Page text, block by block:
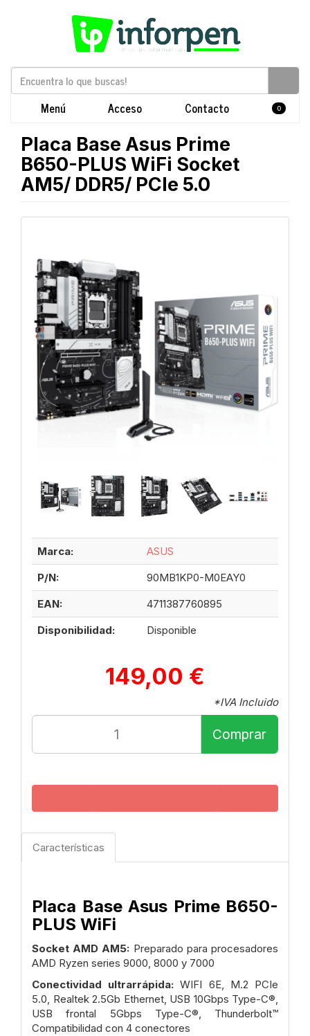
Menú Acceso Contacto 0
Placa Base Asus Prime
B650-PLUS WiFi Socket
AM5/ DDR5/ PCIe 5.0
Marca:
ASUS
P/N:
90MB1KP0-M0EAY0
EAN:
4711387760895
Disponibilidad:
Disponible
149,00 €
*IVA Incluido
Comprar
Características
Placa Base Asus Prime B650-
PLUS WiFi
Socket AMD AM5: Preparado para procesadores
AMD Ryzen series 9000, 8000 y 7000
Conectividad ultrarrápida: WIFI 6E, M.2 PCIe
5.0, Realtek 2.5Gb Ethernet, USB 10Gbps Type-C®,
USB frontal 5Gbps Type-C®, Thunderbolt™
Compatibilidad con 4 conectores